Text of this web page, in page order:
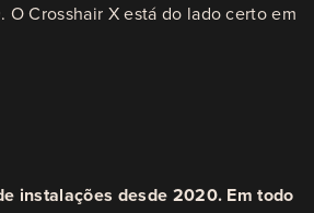
. O Crosshair X está do lado certo em
instalações desde 2020. Em todo